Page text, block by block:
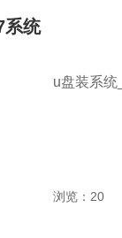
系统
u盘装系统
浏览：20